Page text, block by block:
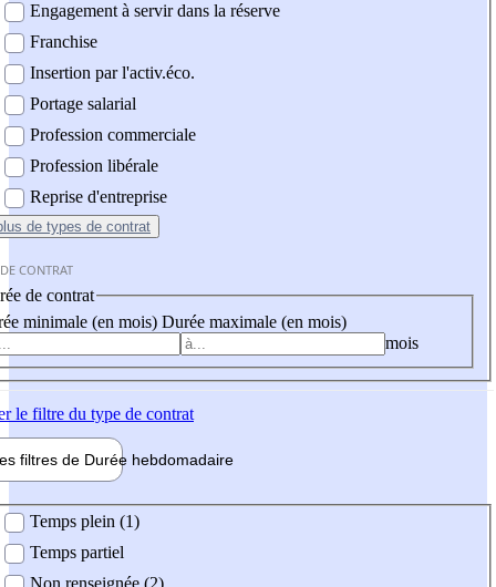
Engagement à servir dans la réserve
Franchise
Insertion par l'activ.éco.
Portage salarial
Profession commerciale
Profession libérale
Reprise d'entreprise
de types de contrat
CONTRAT
de contrat
minimale (en mois) Durée maximale (en mois)
mois
le filtre du type de contrat
filtres de Durée hebdomadaire
Temps plein (1)
Temps partiel